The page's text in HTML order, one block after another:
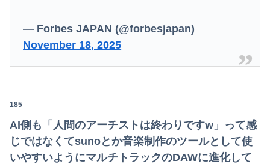
— Forbes JAPAN (@forbesjapan)
November 18, 2025
185
AI側も「人間のアーチストは終わりですw」って感
じではなくてsunoとか音楽制作のツールとして使
いやすいようにマルチトラックのDAWに進化して